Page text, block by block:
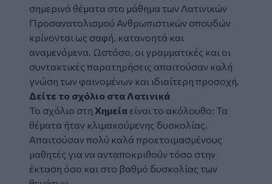
σημερινά θέματα στο μάθημα των Λατινικών
Προσανατολισμού Ανθρωπιστικών σπουδών
κρίνονται ως σαφή, κατανοητά και
αναμενόμενα. Ωστόσο, οι γραμματικές και οι
συντακτικές παρατηρήσεις απαιτούσαν καλή
γνώση των φαινομένων και ιδιαίτερη προσοχή.
Δείτε το σχόλιο στα Λατινικά
Το σχόλιο στη Χημεία είναι το ακόλουθο: Τα
θέματα ήταν κλιμακούμενης δυσκολίας.
Απαιτούσαν πολύ καλά προετοιμασμένους
μαθητές για να ανταποκριθούν τόσο στην
έκταση όσο και στο βαθμό δυσκολίας των